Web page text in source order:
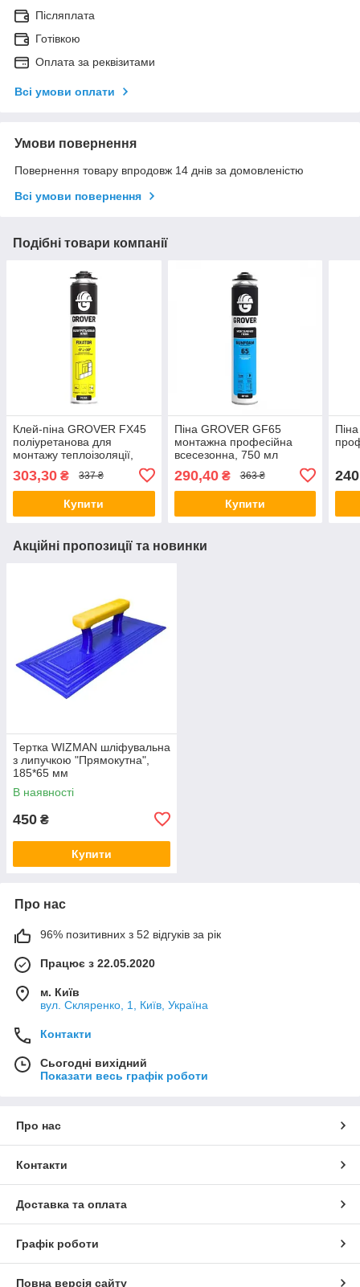
Післяплата
Готівкою
Оплата за реквізитами
Всі умови оплати
Умови повернення
Повернення товару впродовж 14 днів за домовленістю
Всі умови повернення
Подібні товари компанії
Клей-піна GROVER FX45
поліуретанова для
монтажу теплоізоляції,
303,30 ₴ 337 ₴
Купити
Піна GROVER GF65
монтажна професійна
всесезонна, 750 мл
290,40₴ 363 ₴
Купити
240
Акційні пропозиції та новинки
Тертка WIZMAN шліфувальна
з липучкою "Прямокутна",
185*65 мм
В наявності
450 ₴
Купити
Про нас
96% позитивних з 52 відгуків за рік
Працює з 22.05.2020
м. Київ
вул. Скляренко, 1, Київ, Україна
Контакти
Сьогодні вихідний
Показати весь графік роботи
Про нас
Контакти
Доставка та оплата
Графік роботи
Повна версія сайту